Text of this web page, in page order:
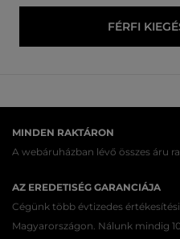
FÉRFI
MINDEN RAKTÁRON
A webáruházban lévő összes áru
AZ EREDETISÉG GARANCIÁJA
Cégünk több évtizedes
Magyarországon. Nálunk mindig